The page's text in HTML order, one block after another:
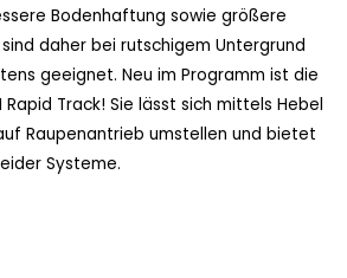
Bodenhaftung sowie größere
daher bei rutschigem Untergrund
geeignet. Neu im Programm ist die
Rapid Track! Sie lässt sich mittels Hebel
Raupenantrieb umstellen und bietet
Systeme.